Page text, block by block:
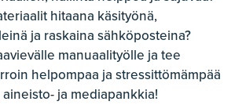
hitaana käsityönä,
ja raskaina sähköposteina?
manuaalityölle ja tee
helpompaa ja stressittömämpää
ja mediapankkia!